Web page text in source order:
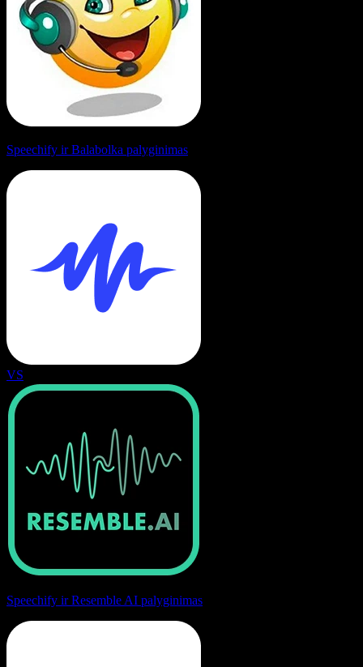
Speechify ir Balabolka palyginimas
VS
Speechify ir Resemble AI palyginimas